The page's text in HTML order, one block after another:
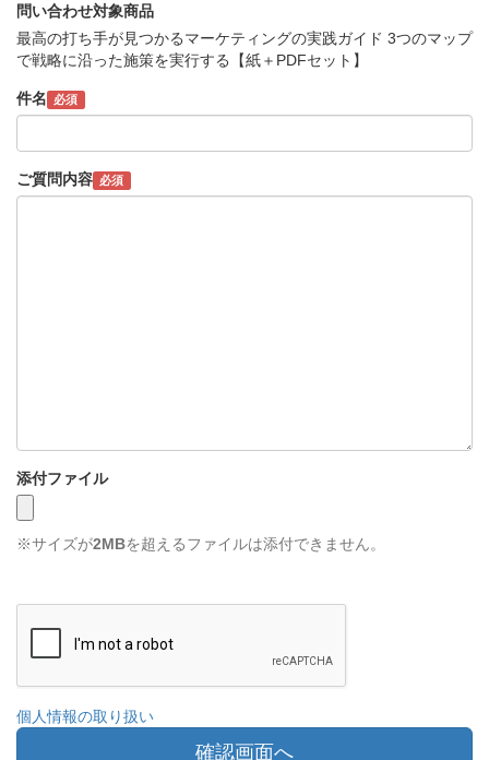
問い合わせ対象商品
最高の打ち手が見つかるマーケティングの実践ガイド 3つのマップ
で戦略に沿った施策を実行する【紙＋PDFセット】
件名 必須
ご質問内容 必須
添付ファイル
※サイズが2MBを超えるファイルは添付できません。
個人情報の取り扱い
確認画面へ